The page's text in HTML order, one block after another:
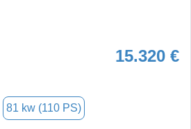
15.320 €
81 kw (110 PS)